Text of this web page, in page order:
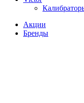
Акции
Бренды